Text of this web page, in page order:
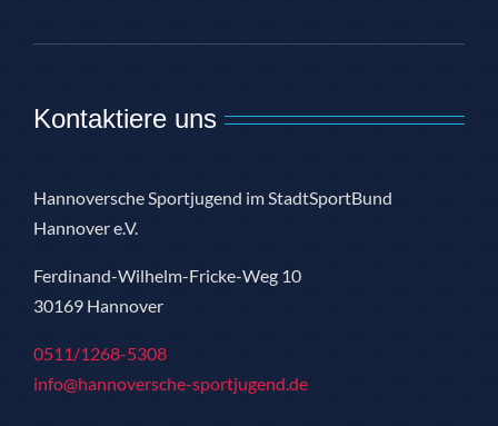
Kontaktiere uns
Hannoversche Sportjugend im StadtSportBund
Hannover e.V.
Ferdinand-Wilhelm-Fricke-Weg 10
30169 Hannover
0511/1268-5308
info@hannoversche-sportjugend.de